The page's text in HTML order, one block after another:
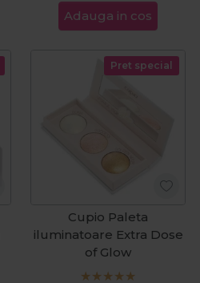
Adauga in cos
Pret special
Cupio Paleta
iluminatoare Extra Dose
of Glow